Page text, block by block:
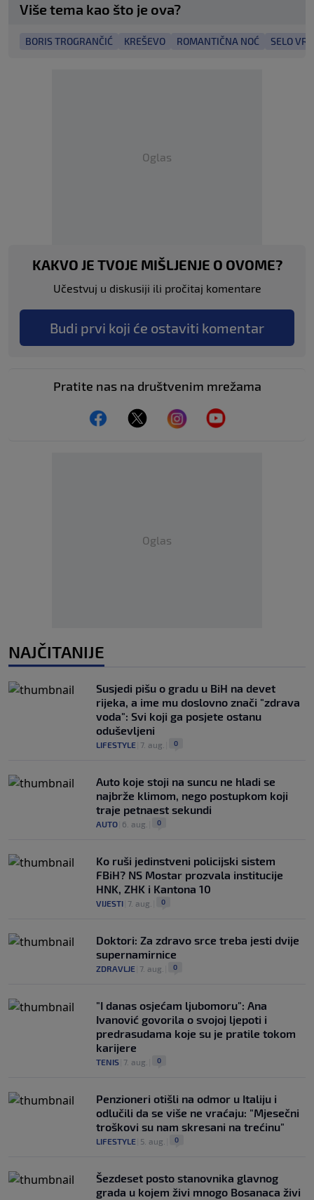
Više tema kao što je ova?
BORIS TROGRANČIĆ KREŠEVO ROMANTIČNA NOĆ SELO
Oglas
KAKVO JE TVOJE MIŠLJENJE O OVOME?
Učestvuj u diskusiji ili pročitaj komentare
Budi prvi koji će ostaviti komentar
Pratite nas na društvenim mrežama
Oglas
NAJČITANIJE
Susjedi pišu o gradu u BiH na devet
rijeka, a ime mu doslovno znači "zdrava
voda": Svi koji ga posjete ostanu
oduševljeni
LIFESTYLE 7. aug. 0
Auto koje stoji na suncu ne hladi se
najbrže klimom, nego postupkom koji
traje petnaest sekundi
AUTO 6. aug. 0
Ko ruši jedinstveni policijski sistem
FBiH? NS Mostar prozvala institucije
HNK, ZHK i Kantona 10
VIJESTI 7. aug. 0
Doktori: Za zdravo srce treba jesti dvije
supernamirnice
ZDRAVLJE 7. aug. 0
"I danas osjećam ljubomoru": Ana
Ivanović govorila o svojoj ljepoti i
predrasudama koje su je pratile tokom
karijere
TENIS 7. aug. 0
Penzioneri otišli na odmor u Italiju i
odlučili da se više ne vraćaju: "Mjesečni
troškovi su nam skresani na trećinu"
LIFESTYLE 5. aug. 0
Šezdeset posto stanovnika glavnog
grada u kojem živi mnogo Bosanaca živi